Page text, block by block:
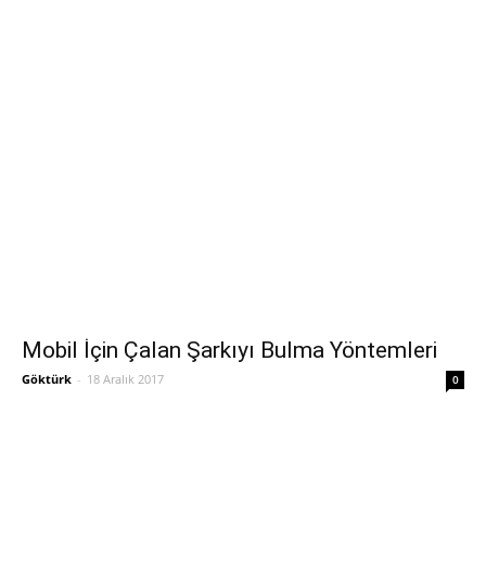
Mobil İçin Çalan Şarkıyı Bulma Yöntemleri
Göktürk - 18 Aralık 2017 0